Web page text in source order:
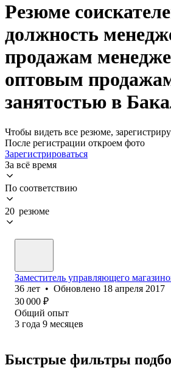
Резюме
должность
продажам
оптовым
занятостью в
Чтобы видеть все резюме,
После регистрации откроем фото
Зарегистрироваться
За всё время
По соответствию
20 резюме
Заместитель управляющего
36 лет • Обновлено 18 апреля 2017
30 000 ₽
Общий опыт
3 года 9 месяцев
Быстрые фильтры